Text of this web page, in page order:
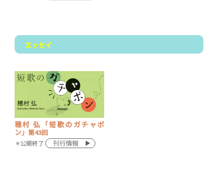
エッセイ
穂村 弘「短歌のガチャポ
ン」 第43回
＊公開終了 刊行情報